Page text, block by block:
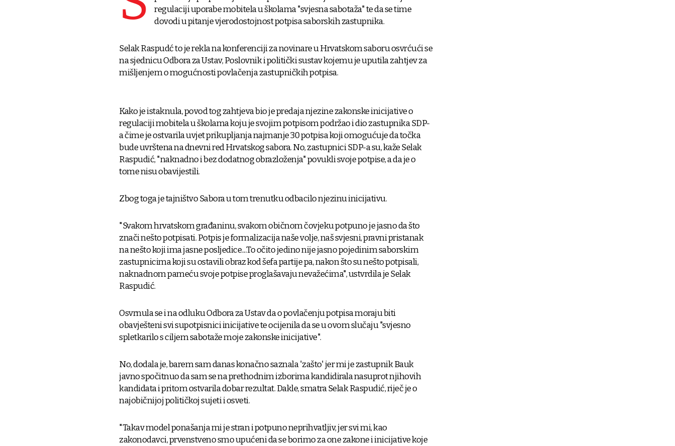
regulaciji uporabe mobitela u školama "svjesna sabotaža" te da se time
dovodi u pitanje vjerodostojnost potpisa saborskih zastupnika.
Selak Raspudć to je rekla na konferenciji za novinare u Hrvatskom saboru osvrćući se
na sjednicu Odbora za Ustav, Poslovnik i politički sustav kojemu je uputila zahtjev za
mišljenjem o mogućnosti povlačenja zastupničkih potpisa.
Kako je istaknula, povod tog zahtjeva bio je predaja njezine zakonske inicijative o
regulaciji mobitela u školama koju je svojim potpisom podržao i dio zastupnika SDP-
a čime je ostvarila uvjet prikupljanja najmanje 30 potpisa koji omogućuje da točka
bude uvrštena na dnevni red Hrvatskog sabora. No, zastupnici SDP-a su, kaže Selak
Raspudić, "naknadno i bez dodatnog obrazloženja" povukli svoje potpise, a da je o
tome nisu obavijestili.
Zbog toga je tajništvo Sabora u tom trenutku odbacilo njezinu inicijativu.
"Svakom hrvatskom građaninu, svakom običnom čovjeku potpuno je jasno da što
znači nešto potpisati. Potpis je formalizacija naše volje, naš svjesni, pravni pristanak
na nešto koji ima jasne posljedice....To očito jedino nije jasno pojedinim saborskim
zastupnicima koji su ostavili obraz kod šefa partije pa, nakon što su nešto potpisali,
naknadnom pameću svoje potpise proglašavaju nevažećima", ustvrdila je Selak
Raspudić.
Osvrnula se i na odluku Odbora za Ustav da o povlačenju potpisa moraju biti
obavješteni svi supotpisnici inicijative te ocijenila da se u ovom slučaju "svjesno
spletkarilo s ciljem sabotaže moje zakonske inicijative".
No, dodala je, barem sam danas konačno saznala 'zašto' jer mi je zastupnik Bauk
javno spočitnuo da sam se na prethodnim izborima kandidirala nasuprot njihovih
kandidata i pritom ostvarila dobar rezultat. Dakle, smatra Selak Raspudić, riječ je o
najobičnijoj političkoj sujeti i osveti.
"Takav model ponašanja mi je stran i potpuno neprihvatljiv, jer svi mi, kao
zakonodavci, prvenstveno smo upućeni da se borimo za one zakone i inicijative koje